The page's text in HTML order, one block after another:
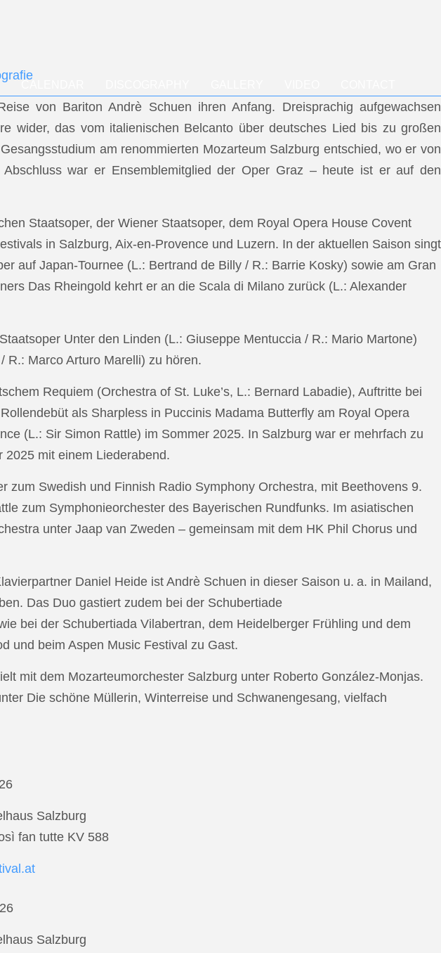
von Bariton Andrè Schuen ihren Anfang. Dreisprachig aufgewachsen
wider, das vom italienischen Belcanto über deutsches Lied bis zu großen
am renommierten Mozarteum Salzburg entschied, wo er von
war er Ensemblemitglied der Oper Graz – heute ist er auf den
Staatsoper, der Wiener Staatsoper, dem Royal Opera House Covent
in Salzburg, Aix-en-Provence und Luzern. In der aktuellen Saison singt
auf Japan-Tournee (L.: Bertrand de Billy / R.: Barrie Kosky) sowie am Gran
Das Rheingold kehrt er an die Scala di Milano zurück (L.: Alexander
Unter den Linden (L.: Giuseppe Mentuccia / R.: Mario Martone)
R.: Marco Arturo Marelli) zu hören.
Requiem (Orchestra of St. Luke’s, L.: Bernard Labadie), Auftritte bei
als Sharpless in Puccinis Madama Butterfly am Royal Opera
(L.: Sir Simon Rattle) im Sommer 2025. In Salzburg war er mehrfach zu
mit einem Liederabend.
zum Swedish und Finnish Radio Symphony Orchestra, mit Beethovens 9.
zum Symphonieorchester des Bayerischen Rundfunks. Im asiatischen
unter Jaap van Zweden – gemeinsam mit dem HK Phil Chorus und
Daniel Heide ist Andrè Schuen in dieser Saison u. a. in Mailand,
Das Duo gastiert zudem bei der Schubertiade
bei der Schubertiada Vilabertran, dem Heidelberger Frühling und dem
und beim Aspen Music Festival zu Gast.
mit dem Mozarteumorchester Salzburg unter Roberto González-Monjas.
Die schöne Müllerin, Winterreise und Schwanengesang, vielfach
Salzburg
fan tutte KV 588
Salzburg